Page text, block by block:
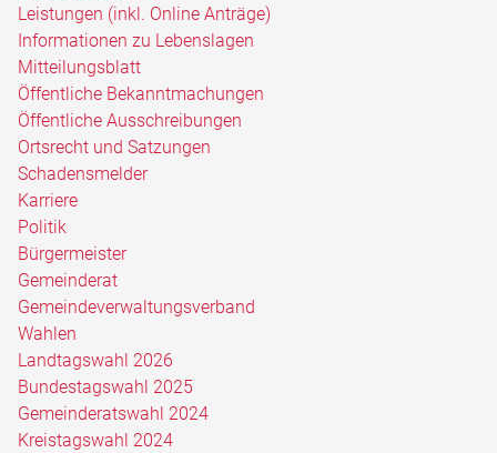
Leistungen (inkl. Online Anträge)
Informationen zu Lebenslagen
Mitteilungsblatt
Öffentliche Bekanntmachungen
Öffentliche Ausschreibungen
Ortsrecht und Satzungen
Schadensmelder
Karriere
Politik
Bürgermeister
Gemeinderat
Gemeindeverwaltungsverband
Wahlen
Landtagswahl 2026
Bundestagswahl 2025
Gemeinderatswahl 2024
Kreistagswahl 2024